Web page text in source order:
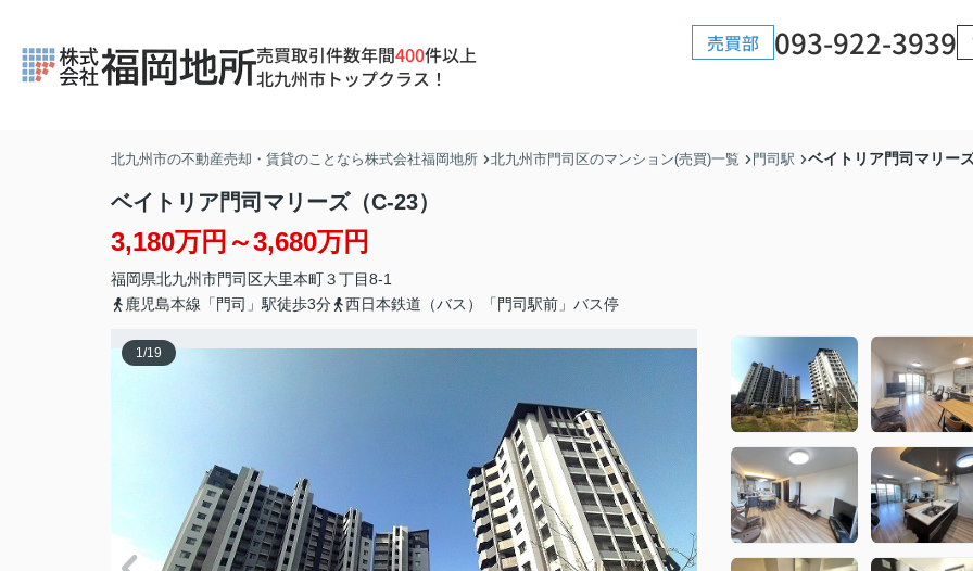
売買取引件数年間400件以上
北九州市トップクラス！
売買部 093-922-3939
北九州市の不動産売却・賃貸のことなら株式会社福岡地所 北九州市門司区のマンション(売買)一覧 門司駅 ベイトリア門司マリー
ベイトリア門司マリーズ（C-23）
3,180万円～3,680万円
福岡県北九州市門司区大里本町３丁目8-1
鹿児島本線「門司」駅徒歩3分
西日本鉄道（バス）「門司駅前」バス停
1/19